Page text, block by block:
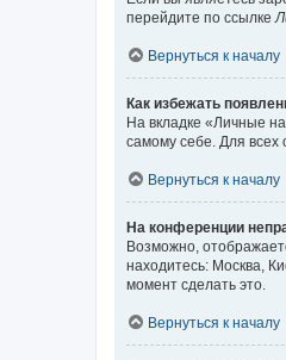
перейдите по ссылке
Вернуться к началу
Как избежать
На вкладке «Личные
самому себе. Для всех
Вернуться к началу
На конференции
Возможно,
находитесь: Москва,
момент сделать это.
Вернуться к началу